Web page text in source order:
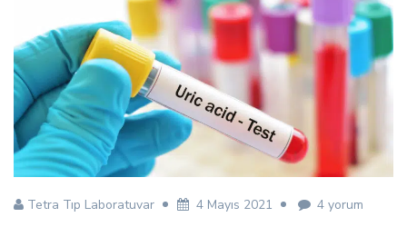
Tetra Tıp Laboratuvar 4 Mayıs 2021
Ürik
4 yorum